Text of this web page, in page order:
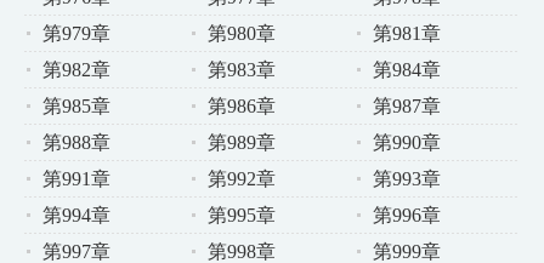
第979章
第980章
第981章
第982章
第983章
第984章
第985章
第986章
第987章
第988章
第989章
第990章
第991章
第992章
第993章
第994章
第995章
第996章
第997章
第998章
第999章